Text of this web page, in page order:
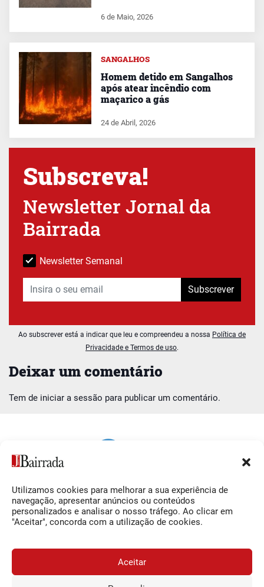
Utilizamos cookies para melhorar a sua experiência de
navegação, apresentar anúncios ou conteúdos
personalizados e analisar o nosso tráfego. Ao clicar em
"Aceitar", concorda com a utilização de cookies.
Aceitar
Deixar um comentário
Tem de iniciar a sessão para publicar um comentário.
6 de Maio, 2026
SANGALHOS
Homem detido em Sangalhos
após atear incêndio com
maçarico a gás
24 de Abril, 2026
Subscreva!
Newsletter Jornal da
Bairrada
Newsletter Semanal
Subscrever
Ao subscrever está a indicar que leu e compreendeu a nossa Política de
Privacidade e Termos de uso.
Siga-nos
Facebook
O Jornal da Bairrada
Contactos
Termos e Condições